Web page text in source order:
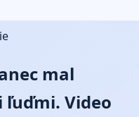
mal
Video